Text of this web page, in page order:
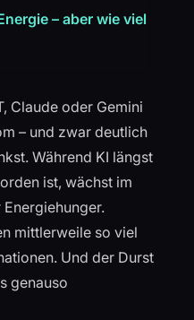
– aber wie viel
Claude oder Gemini
– und zwar deutlich
Während KI längst
ist, wächst im
mittlerweile so viel
Und der Durst
genauso